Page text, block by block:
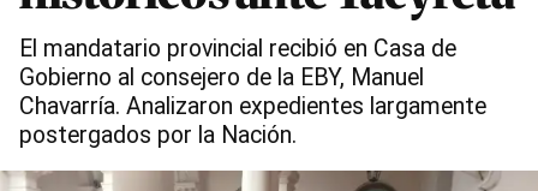
El mandatario provincial recibió en Casa de
Gobierno al consejero de la EBY, Manuel
Chavarría. Analizaron expedientes largamente
postergados por la Nación.